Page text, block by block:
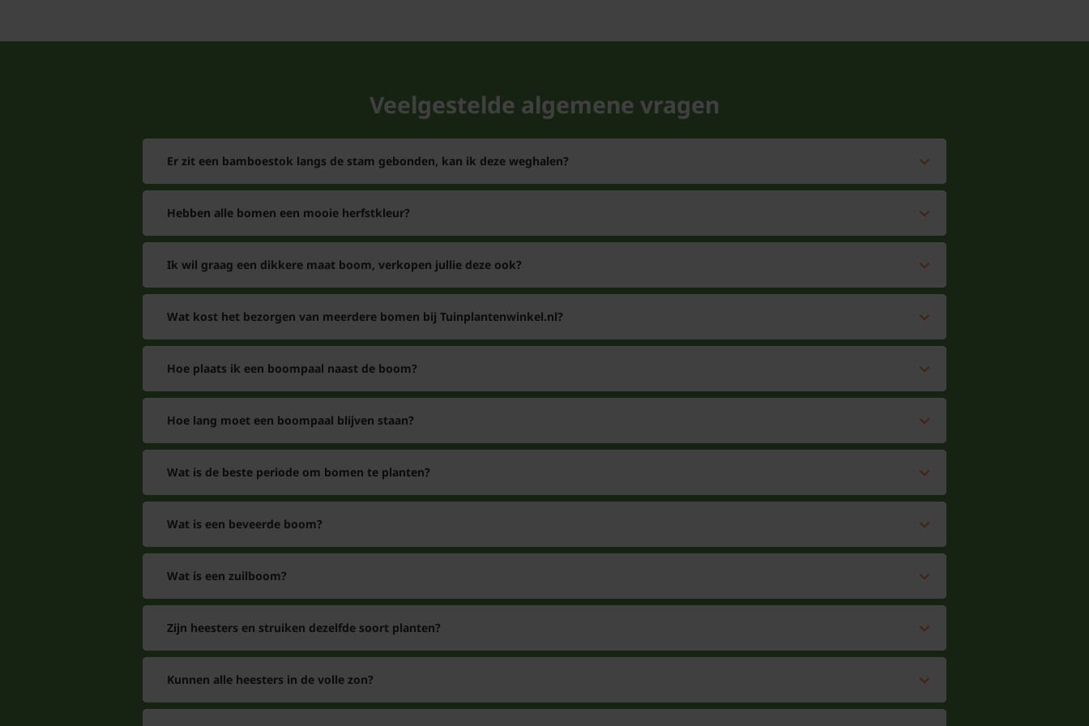
Veelgestelde algemene vragen
Er zit een bamboestok langs de stam gebonden, kan ik deze weghalen?
Hebben alle bomen een mooie herfstkleur?
Ik wil graag een dikkere maat boom, verkopen jullie deze ook?
Wat kost het bezorgen van meerdere bomen bij Tuinplantenwinkel.nl?
Hoe plaats ik een boompaal naast de boom?
Hoe lang moet een boompaal blijven staan?
Wat is de beste periode om bomen te planten?
Wat is een beveerde boom?
Wat is een zuilboom?
Zijn heesters en struiken dezelfde soort planten?
Kunnen alle heesters in de volle zon?